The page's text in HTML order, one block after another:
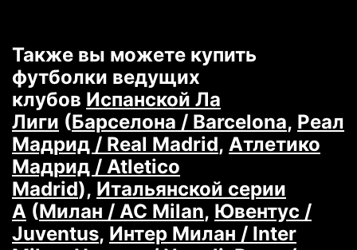
Также вы можете купить
футболки ведущих
клубов Испанской Ла
Лиги (Барселона / Barcelona, Реал
Мадрид / Real Madrid, Атлетико
Мадрид / Atletico
Madrid), Итальянской серии
А (Милан / AC Milan, Ювентус /
Juventus, Интер Милан / Inter